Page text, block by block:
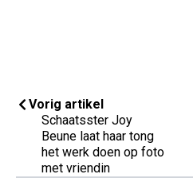
Vorig artikel
Schaatsster Joy
Beune laat haar tong
het werk doen op foto
met vriendin